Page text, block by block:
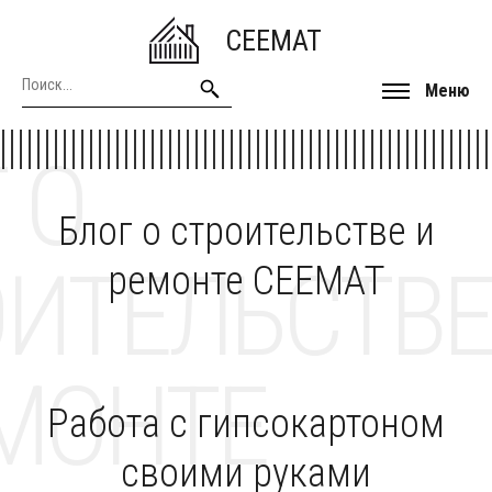
CEEMAT
Меню
Блог о строительстве и
ремонте CEEMAT
О
Работа с гипсокартоном
своими руками